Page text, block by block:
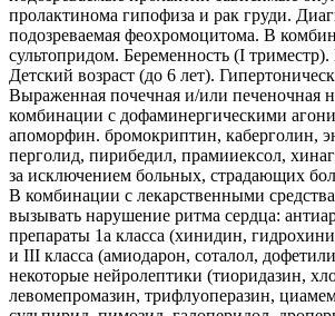
пролактинома гипофиза и рак груди.
подозреваемая феохромоцитома. В
сультопридом. Беременность (I
Детский возраст (до 6 лет).
Выраженная почечная и/или печеночная
комбинации с дофаминергическими
апоморфин. бромокриптин, каберголин,
перголид, пирибедил, прамииексол,
за исключением больных, страдающих
В комбинации с лекарственными
вызывать нарушение ритма сердца:
препараты 1а класса (хинидин,
и III класса (амиодарон, соталол,
некоторые нейролептики (тиоридазин,
левомепромазин, трифлуоперазин,